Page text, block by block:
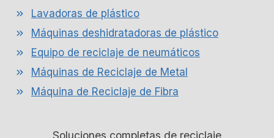
Lavadoras de plástico
Máquinas deshidratadoras de plástico
Equipo de reciclaje de neumáticos
Máquinas de Reciclaje de Metal
Máquina de Reciclaje de Fibra
Soluciones completas de reciclaje